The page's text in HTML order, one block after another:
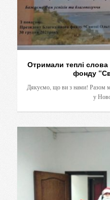
Отримали теплі слова
фонду
Дякуємо, що ви з нами! Разом
у